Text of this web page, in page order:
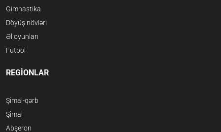
Gimnastika
Döyüş növləri
Əl oyunları
Futbol
REGİONLAR
Şimal-qərb
Şimal
Abşeron